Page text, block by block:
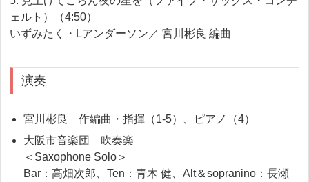
ェルト）（4:50）
いずみたく・Lアンダーソン／ 宮川彬良 編曲
演奏
宮川彬良 作編曲・指揮（1-5）、ピアノ（4）
大阪市音楽団 吹奏楽
＜Saxophone Solo＞
Bar：高畑次郎、Ten：青木 健、Alt＆sopranino：長瀬